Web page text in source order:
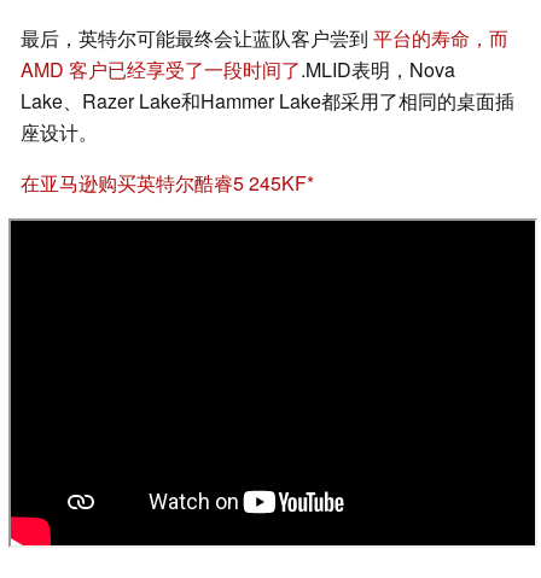
最后，英特尔可能最终会让蓝队客户尝到 平台的寿命，而
AMD 客户已经享受了一段时间了.MLID表明，Nova
Lake、Razer Lake和Hammer Lake都采用了相同的桌面插
座设计。
在亚马逊购买英特尔酷睿5 245KF